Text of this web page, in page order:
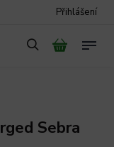
Přihlášení
Sebra